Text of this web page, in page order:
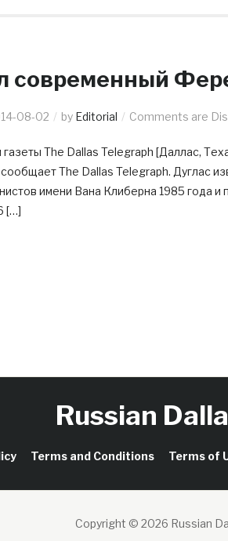
современный
08-02 by Editorial Comments are
The Dallas Telegraph [Даллас,
The Dallas Telegraph. Дуглас
имени Вана Клиберна 1985 года
[…]
Russian
Terms and Conditions Terms of
Copyright © 2026 Russian